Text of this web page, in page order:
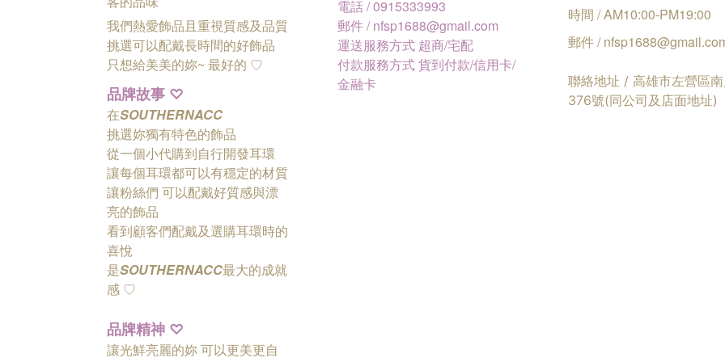
我們熱愛飾品且重視質感及品質
挑選可以配戴長時間的好飾品
只想給美美的妳~ 最好的 ♡
品牌故事 ♡
在SOUTHERNACC
挑選妳獨有特色的飾品
從一個小代購到自行開發耳環
讓每個耳環都可以有穩定的材質
讓粉絲們 可以配戴好質感與漂
亮的飾品
看到顧客們配戴及選購耳環時的
喜悅
是SOUTHERNACC最大的成就
感 ♡
品牌精神 ♡
讓光鮮亮麗的妳 可以更美更自
電話 / 0915333993
郵件 / nfsp1688@gmail.com
運送服務方式 超商/宅配
付款服務方式 貨到付款/信用卡/
金融卡
時間 / AM10:00-PM19:00
郵件 /
聯絡地址 / 高雄市左營區
376號(同公司及店面地址)